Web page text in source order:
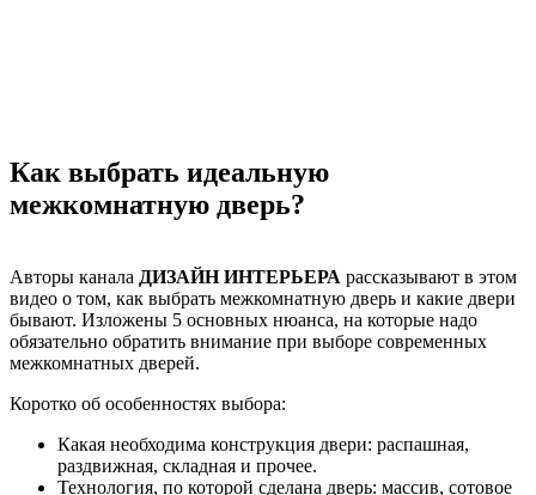
Как выбрать идеальную
межкомнатную дверь?
Авторы канала ДИЗАЙН ИНТЕРЬЕРА рассказывают в этом
видео о том, как выбрать межкомнатную дверь и какие двери
бывают. Изложены 5 основных нюанса, на которые надо
обязательно обратить внимание при выборе современных
межкомнатных дверей.
Коротко об особенностях выбора:
Какая необходима конструкция двери: распашная,
раздвижная, складная и прочее.
Технология, по которой сделана дверь: массив, сотовое